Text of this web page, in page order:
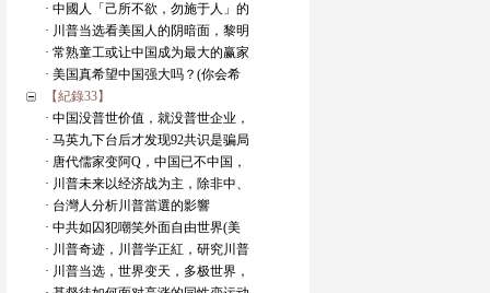
· 中國人「己所不欲，勿施于人」的
· 川普当选看美国人的阴暗面，黎明
· 常熟童工或让中国成为最大的赢家
· 美国真希望中国强大吗？(你会希
【紀錄33】
· 中国没普世价值，就没普世企业，
· 马英九下台后才发现92共识是骗局
· 唐代儒家变阿Q，中国已不中国，
· 川普未来以经济战为主，除非中、
· 台灣人分析川普當選的影響
· 中共如囚犯嘲笑外面自由世界(美
· 川普奇迹，川普学正紅，研究川普
· 川普当选，世界变天，多极世界，